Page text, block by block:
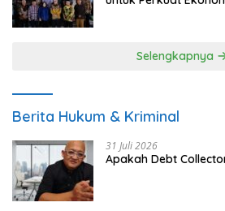
Selengkapnya
Berita Hukum & Kriminal
31 Juli 2026
Apakah Debt